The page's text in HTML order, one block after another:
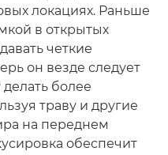
локациях. Раньше
в открытых
четкие
он везде следует
более
траву и другие
на переднем
обеспечит